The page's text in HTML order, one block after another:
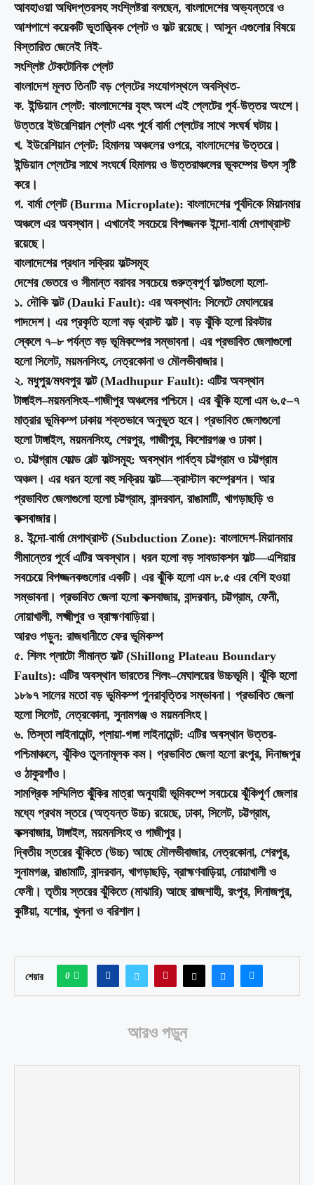
আবহাওয়া অধিদপ্তরসহ সংশ্লিষ্টরা বলছেন, বাংলাদেশের অভ্যন্তরে ও
আশপাশে কয়েকটি ভূতাত্ত্বিক প্লেট ও ফল্ট রয়েছে। আসুন এগুলোর বিষয়ে
বিস্তারিত জেনেই নিই-
সংশ্লিষ্ট টেকটোনিক প্লেট
বাংলাদেশ মূলত তিনটি বড় প্লেটের সংযোগস্থলে অবস্থিত-
ক. ইন্ডিয়ান প্লেট: বাংলাদেশের বৃহৎ অংশ এই প্লেটের পূর্ব-উত্তর অংশে।
উত্তরে ইউরেশিয়ান প্লেট এবং পূর্বে বার্মা প্লেটের সাথে সংঘর্ষ ঘটায়।
খ. ইউরেশিয়ান প্লেট: হিমালয় অঞ্চলের ওপরে, বাংলাদেশের উত্তরে।
ইন্ডিয়ান প্লেটের সাথে সংঘর্ষে হিমালয় ও উত্তরাঞ্চলের ভূকম্পের উৎস সৃষ্টি
করে।
গ. বার্মা প্লেট (Burma Microplate): বাংলাদেশের পূর্বদিকে মিয়ানমার
অঞ্চলে এর অবস্থান। এখানেই সবচেয়ে বিপজ্জনক ইন্দো-বার্মা মেগাথ্রাস্ট
রয়েছে।
বাংলাদেশের প্রধান সক্রিয় ফল্টসমূহ
দেশের ভেতরে ও সীমান্ত বরাবর সবচেয়ে গুরুত্বপূর্ণ ফল্টগুলো হলো-
১. দৌকি ফল্ট (Dauki Fault): এর অবস্থান: সিলেটে মেঘালয়ের
পাদদেশ। এর প্রকৃতি হলো বড় থ্রাস্ট ফল্ট। বড় ঝুঁকি হলো রিকটার
স্কেলে ৭–৮ পর্যন্ত বড় ভূমিকম্পের সম্ভাবনা। এর প্রভাবিত জেলাগুলো
হলো সিলেট, ময়মনসিংহ, নেত্রকোনা ও মৌলভীবাজার।
২. মধুপুর/মধবপুর ফল্ট (Madhupur Fault): এটির অবস্থান
টাঙ্গাইল–ময়মনসিংহ–গাজীপুর অঞ্চলের পশ্চিমে। এর ঝুঁকি হলো এম ৬.৫–৭
মাত্রার ভূমিকম্প ঢাকায় শক্তভাবে অনুভূত হবে। প্রভাবিত জেলাগুলো
হলো টাঙ্গাইল, ময়মনসিংহ, শেরপুর, গাজীপুর, কিশোরগঞ্জ ও ঢাকা।
৩. চট্টগ্রাম ফোল্ড বেল্ট ফল্টসমূহ: অবস্থান পার্বত্য চট্টগ্রাম ও চট্টগ্রাম
অঞ্চল। এর ধরন হলো বহু সক্রিয় ফল্ট—ক্রাস্টাল কম্প্রেশন। আর
প্রভাবিত জেলাগুলো হলো চট্টগ্রাম, বান্দরবান, রাঙামাটি, খাগড়াছড়ি ও
কক্সবাজার।
৪. ইন্দো-বার্মা মেগাথ্রাস্ট (Subduction Zone): বাংলাদেশ-মিয়ানমার
সীমান্তের পূর্বে এটির অবস্থান। ধরন হলো বড় সাবডাকশন ফল্ট—এশিয়ার
সবচেয়ে বিপজ্জনকগুলোর একটি। এর ঝুঁকি হলো এম ৮.৫ এর বেশি হওয়া
সম্ভাবনা। প্রভাবিত জেলা হলো কক্সবাজার, বান্দরবান, চট্টগ্রাম, ফেনী,
নোয়াখালী, লক্ষ্মীপুর ও ব্রাহ্মণবাড়িয়া।
আরও পড়ুন: রাজধানীতে ফের ভূমিকম্প
৫. শিলং প্লাটো সীমান্ত ফল্ট (Shillong Plateau Boundary
Faults): এটির অবস্থান ভারতের শিলং–মেঘালয়ের উচ্চভূমি। ঝুঁকি হলো
১৮৯৭ সালের মতো বড় ভূমিকম্প পুনরাবৃত্তির সম্ভাবনা। প্রভাবিত জেলা
হলো সিলেট, নেত্রকোনা, সুনামগঞ্জ ও ময়মনসিংহ।
৬. তিস্তা লাইনামেন্ট, প্লায়া-গঙ্গা লাইনামেন্ট: এটির অবস্থান উত্তর-
পশ্চিমাঞ্চলে, ঝুঁকিও তুলনামূলক কম। প্রভাবিত জেলা হলো রংপুর, দিনাজপুর
ও ঠাকুরগাঁও।
সামগ্রিক সম্মিলিত ঝুঁকির মাত্রা অনুযায়ী ভূমিকম্পে সবচেয়ে ঝুঁকিপূর্ণ জেলার
মধ্যে প্রথম স্তরে (অত্যন্ত উচ্চ) রয়েছে, ঢাকা, সিলেট, চট্টগ্রাম,
কক্সবাজার, টাঙ্গাইল, ময়মনসিংহ ও গাজীপুর।
দ্বিতীয় স্তরের ঝুঁকিতে (উচ্চ) আছে মৌলভীবাজার, নেত্রকোনা, শেরপুর,
সুনামগঞ্জ, রাঙামাটি, বান্দরবান, খাগড়াছড়ি, ব্রাহ্মণবাড়িয়া, নোয়াখালী ও
ফেনী। তৃতীয় স্তরের ঝুঁকিতে (মাঝারি) আছে রাজশাহী, রংপুর, দিনাজপুর,
কুষ্টিয়া, যশোর, খুলনা ও বরিশাল।
শেয়ার 0
আরও পড়ুন